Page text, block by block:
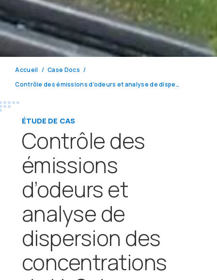
Accueil
Case Docs
Contrôle des émissions d’odeurs et analyse de dispersion des concentrations de H
ÉTUDE DE CAS
Contrôle des
émissions
d’odeurs et
analyse de
dispersion des
concentrations